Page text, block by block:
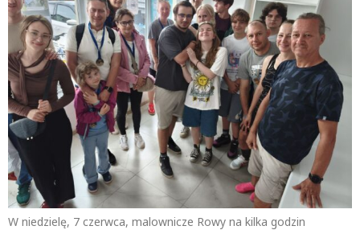
W niedzielę, 7 czerwca, malownicze Rowy na kilka godzin